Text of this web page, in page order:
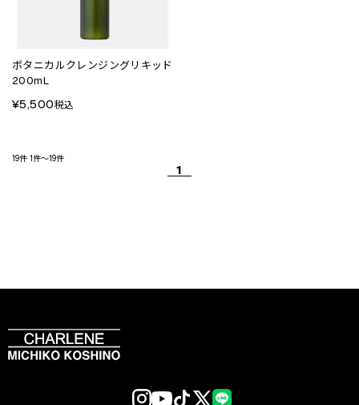
ボタニカルクレンジングリキッド
200mL
¥5,500税込
19件 1件～19件
1